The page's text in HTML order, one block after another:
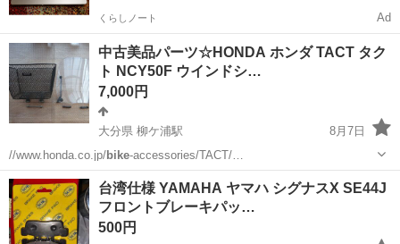
くらしノート Ad
中古美品パーツ☆HONDA ホンダ TACT タク
ト NCY50F ウインドシ…
7,000円
大分県 柳ケ浦駅
8月7日
//www.honda.co.jp/bike-accessories/TACT/…
大分 宇佐市 柳ケ浦駅 ホンダ バスケット
台湾仕様 YAMAHA ヤマハ シグナスX SE44J
フロントブレーキパッ…
500円